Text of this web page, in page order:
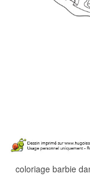
coloriage barbie